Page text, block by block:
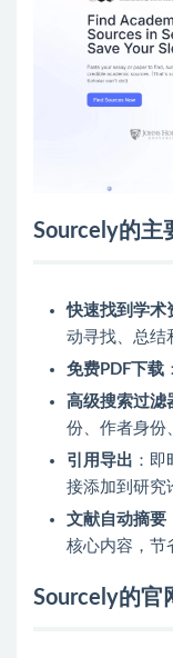
Sourcely的主
快速找到学术
动寻找、总结
免费PDF下载
高级搜索过滤
份、作者身份
引用导出 ：
接添加到研究
文献自动摘要
核心内容，节
Sourcely的官